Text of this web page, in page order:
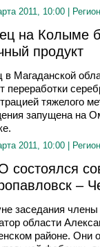
2011, 10:00 |
на Колыме
продукт
в Магаданской
переработки
тяжелого
запущена на
2011, 10:00 |
состоялся
–
заседания
области
районе. Они